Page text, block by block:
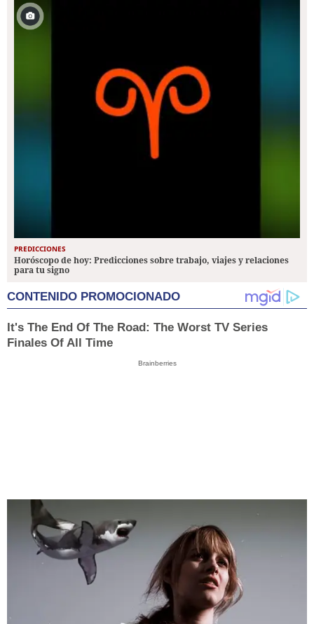
PREDICCIONES
Horóscopo de hoy: Predicciones sobre trabajo, viajes y relaciones
para tu signo
CONTENIDO PROMOCIONADO
It's The End Of The Road: The Worst TV Series
Finales Of All Time
Brainberries